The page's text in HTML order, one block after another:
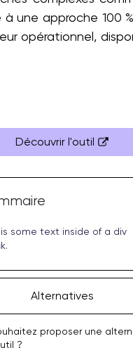
une approche 100
opérationnel,
Découvrir l'outil
is some text inside of a div
Alternatives
proposer une
?